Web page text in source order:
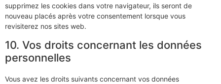
supprimez les cookies dans votre navigateur, ils seront de
nouveau placés après votre consentement lorsque vous
revisiterez nos sites web.
10. Vos droits concernant les données
personnelles
Vous avez les droits suivants concernant vos données